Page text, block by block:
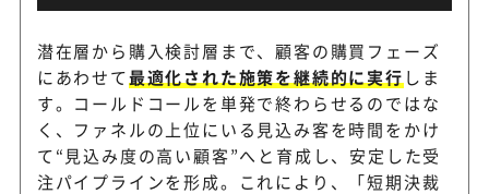
潜在層から購入検討層まで、顧客の購買フェーズ
にあわせて最適化された施策を継続的に実行 しま
す。コールドコールを単発で終わらせるのではな
く、ファネルの上位にいる見込み客を時間をかけ
て“見込み度の高い顧客”へと育成し、安定した受
注パイプラインを形成。これにより、「短期決裁